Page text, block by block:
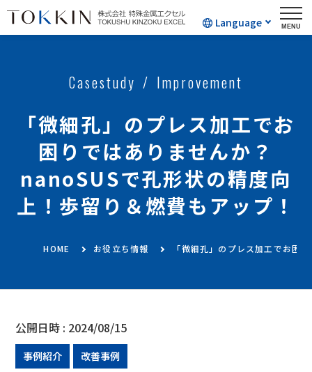
Language
Casestudy Improvement
「微細孔」のプレス加工でお
困りではありませんか？
nanoSUSで孔形状の精度向
上！歩留り＆燃費もアップ！
HOME お役立ち情報 「微細孔」のプレス加工でお困
公開日時 : 2024/08/15
事例紹介 改善事例